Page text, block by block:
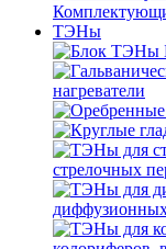
ТЭНы
нагреватели
стрелочных